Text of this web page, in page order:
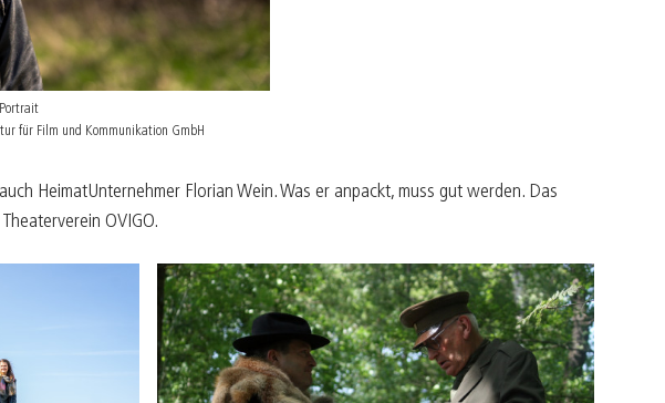
für Film und Kommunikation GmbH
HeimatUnternehmer Florian Wein. Was er anpackt, muss gut werden. Das
OVIGO.